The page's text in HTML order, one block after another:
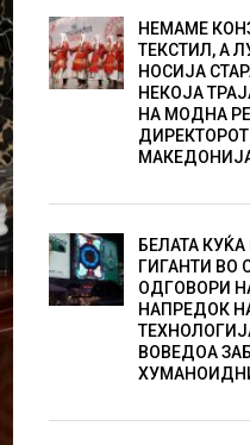
НЕМАМЕ
ТЕКСТИЛ, А
НОСИЈА
НЕКОЈА
НА МОДНА
БЕЛАТА
ГИГАНТИ ВО
ОДГОВОРИ
НАПРЕДОК
ВОВЕДОА